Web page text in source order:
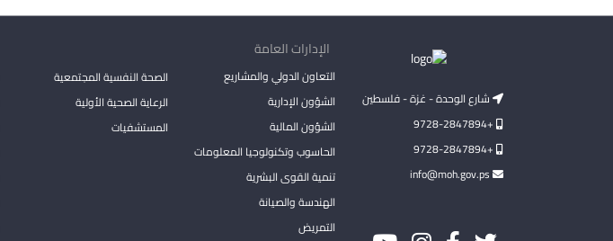
شارع الوحدة - غزة - فلسطين
+9728-2847894
+9728-2847894
الإدارات العامة
التعاون الدولي والمشاريع
الشؤون الإدارية
الشؤون المالية
الحاسوب وتكنولوجيا المعلومات
تنمية القوى البشرية
الهندسة والصيانة
التمريض
الصحة النفسية المجتمعية
الرعاية الصحية الأولية
المستشفيات